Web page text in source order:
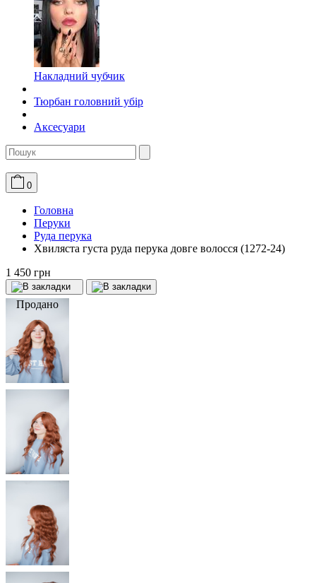
Накладний чубчик
Тюрбан головний убір
Аксесуари
0
Головна
Перуки
Руда перука
Хвиляста густа руда перука довге волосся (1272-24)
1 450 грн
Продано